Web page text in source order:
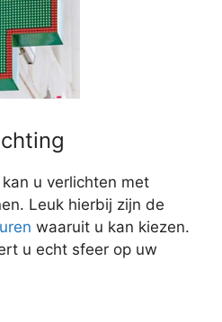
u verlichten met
Leuk hierbij zijn de
waaruit u kan kiezen.
u echt sfeer op uw